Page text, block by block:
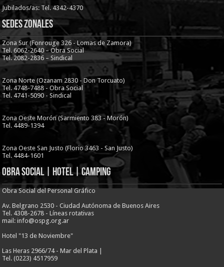
Jubilados/as: Tel. 4342-4370
Sedes Zonales
Zona Sur (Fonrouge 326 - Lomas de Zamora)
Tel. 6062-2640 – Obra Social
Tel. 2082-2836 – Sindical
Zona Norte (Ozanam 2830 - Don Torcuato)
Tel. 4748-7488 - Obra Social
Tel. 4741-5090 - Sindical
Zona Oeste Morón (Sarmiento 383 - Morón)
Tel. 4489-1394
Zona Oeste San Justo (Florio 3463 - San Justo)
Tel. 4484-1601
Obra Social | Hotel | Camping
Obra Social del Personal Gráfico
Av. Belgrano 2530 - Ciudad Autónoma de Buenos Aires
Tel. 4308-2678 - Líneas rotativas
mail: info@ospg.org.ar
Hotel "13 de Noviembre"
Las Heras 2966/74 - Mar del Plata |
Tel. (0223) 4517959